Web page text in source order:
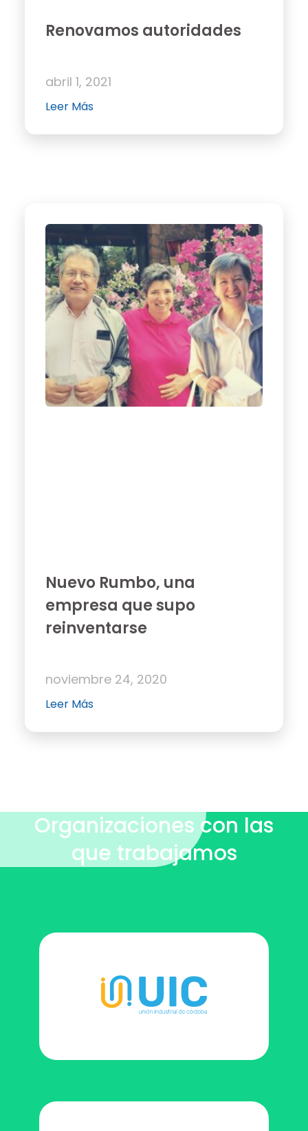
Renovamos autoridades
abril 1, 2021
Leer Más
Nuevo Rumbo, una
empresa que supo
reinventarse
noviembre 24, 2020
Leer Más
Organizaciones con las
que trabajamos